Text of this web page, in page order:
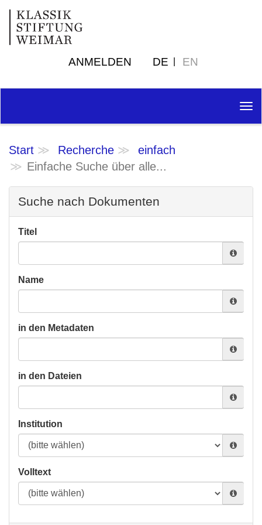
ANMELDEN DE EN
Start Recherche
einfach
Einfache Suche über alle...
Suche nach Dokumenten
Titel
Name
in den Metadaten
in den Dateien
Institution
Volltext